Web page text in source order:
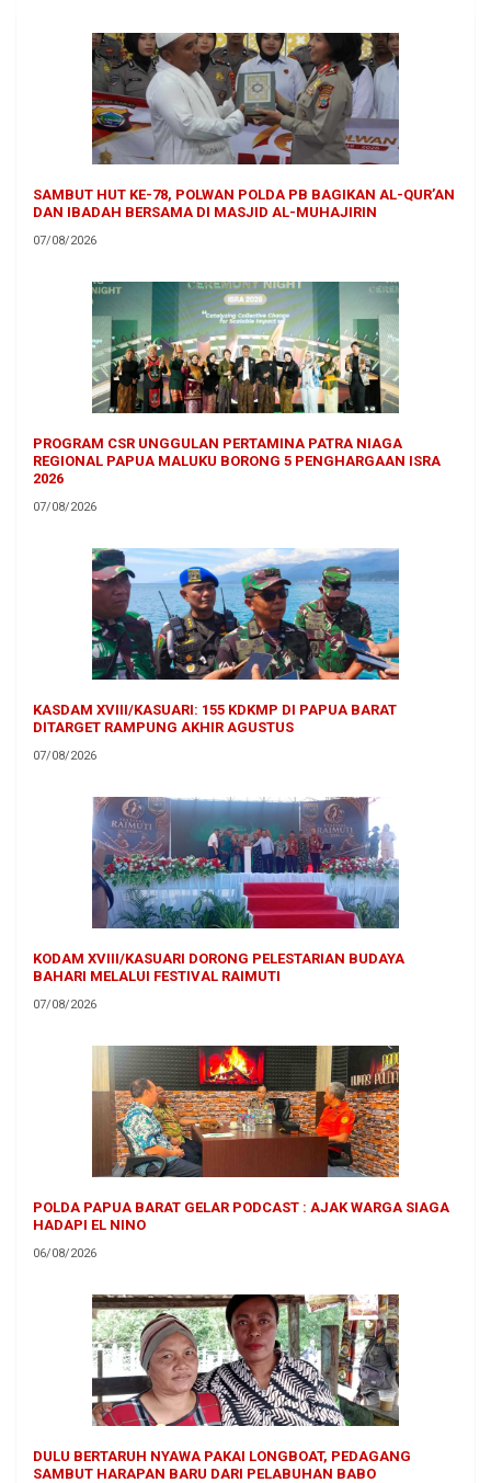
SAMBUT HUT KE-78, POLWAN POLDA PB BAGIKAN AL-QUR’AN
DAN IBADAH BERSAMA DI MASJID AL-MUHAJIRIN
07/08/2026
PROGRAM CSR UNGGULAN PERTAMINA PATRA NIAGA
REGIONAL PAPUA MALUKU BORONG 5 PENGHARGAAN ISRA
2026
07/08/2026
KASDAM XVIII/KASUARI: 155 KDKMP DI PAPUA BARAT
DITARGET RAMPUNG AKHIR AGUSTUS
07/08/2026
KODAM XVIII/KASUARI DORONG PELESTARIAN BUDAYA
BAHARI MELALUI FESTIVAL RAIMUTI
07/08/2026
POLDA PAPUA BARAT GELAR PODCAST : AJAK WARGA SIAGA
HADAPI EL NINO
06/08/2026
DULU BERTARUH NYAWA PAKAI LONGBOAT, PEDAGANG
SAMBUT HARAPAN BARU DARI PELABUHAN BABO